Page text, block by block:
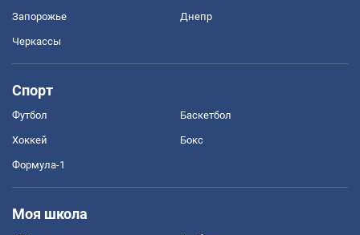
Запорожье Днепр
Черкассы
Спорт
Футбол Баскетбол
Хоккей Бокс
Формула-1
Моя школа